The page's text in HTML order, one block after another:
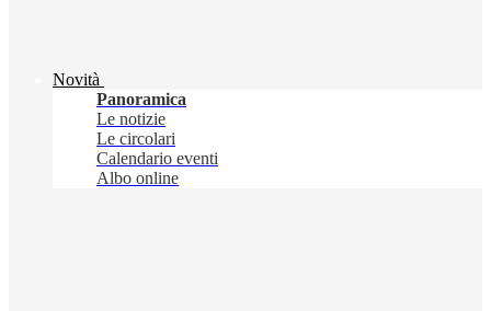
Novità
Panoramica
Le notizie
Le circolari
Calendario eventi
Albo online